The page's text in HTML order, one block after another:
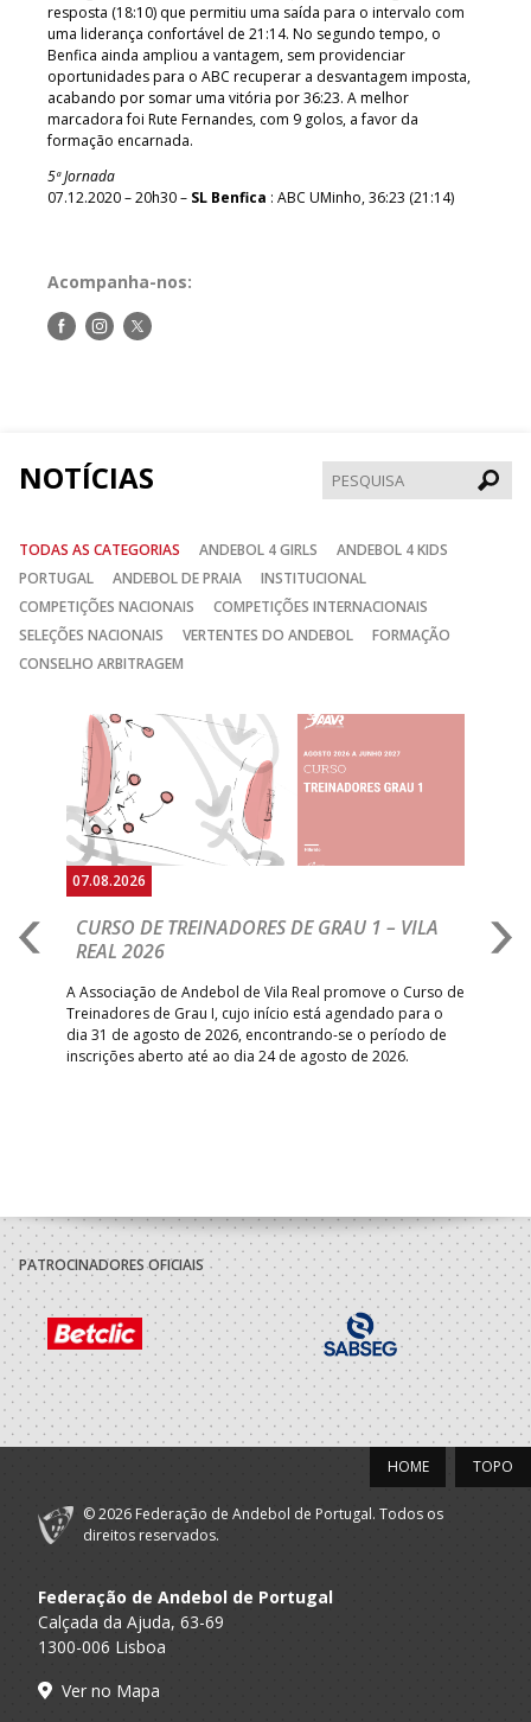
resposta (18:10) que permitiu uma saída para o intervalo com
uma liderança confortável de 21:14. No segundo tempo, o
Benfica ainda ampliou a vantagem, sem providenciar
oportunidades para o ABC recuperar a desvantagem imposta,
acabando por somar uma vitória por 36:23. A melhor
marcadora foi Rute Fernandes, com 9 golos, a favor da
formação encarnada.
5ª Jornada
07.12.2020 – 20h30 – SL Benfica : ABC UMinho, 36:23 (21:14)
Acompanha-nos:
Siga-Siga-Siga-
NOTÍCIAS
TODAS AS CATEGORIAS ANDEBOL 4 GIRLS
ANDEBOL 4 KIDS
PORTUGAL
ANDEBOL DE PRAIA
INSTITUCIONAL
COMPETIÇÕES NACIONAIS
COMPETIÇÕES INTERNACIONAIS
SELEÇÕES NACIONAIS
VERTENTES DO ANDEBOL
FORMAÇÃO
CONSELHO ARBITRAGEM
07.08.2026
CURSO DE TREINADORES DE GRAU 1 – VILA
REAL 2026
A Associação de Andebol de Vila Real promove o Curso de
Treinadores de Grau I, cujo início está agendado para o
dia 31 de agosto de 2026, encontrando-se o período de
inscrições aberto até ao dia 24 de agosto de 2026.
Anterior
PATROCINADORES OFICIAIS
TOPO
HOME
© 2026 Federação de Andebol de Portugal. Todos os
direitos reservados.
Federação de Andebol de Portugal
Calçada da Ajuda, 63-69
1300-006 Lisboa
Ver no Mapa